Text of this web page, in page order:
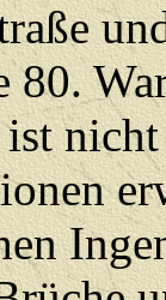
80.